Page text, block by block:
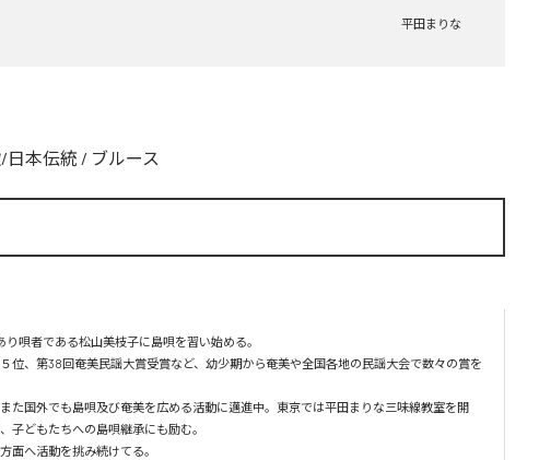
平田まりな
日本伝統 / ブルース
唄者である松山美枝子に島唄を習い始める。
位、第38回奄美民謡大賞受賞など、幼少期から奄美や全国各地の民謡大会で数々の賞を
た国外でも島唄及び奄美を広める活動に邁進中。東京では平田まりな三味線教室を開
子どもたちへの島唄継承にも励む。
面へ活動を挑み続けてる。